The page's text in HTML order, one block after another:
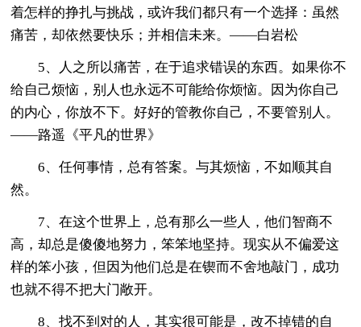
着怎样的挣扎与挑战，或许我们都只有一个选择：虽然
痛苦，却依然要快乐；并相信未来。——白岩松
5、人之所以痛苦，在于追求错误的东西。如果你不
给自己烦恼，别人也永远不可能给你烦恼。因为你自己
的内心，你放不下。好好的管教你自己，不要管别人。
——路遥《平凡的世界》
6、任何事情，总有答案。与其烦恼，不如顺其自
然。
7、在这个世界上，总有那么一些人，他们智商不
高，却总是傻傻地努力，笨笨地坚持。现实从不偏爱这
样的笨小孩，但因为他们总是在锲而不舍地敲门，成功
也就不得不把大门敞开。
8、找不到对的人，其实很可能是，改不掉错的自